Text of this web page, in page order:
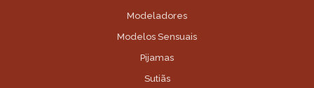
Modeladores
Modelos Sensuais
Pijamas
Sutiãs